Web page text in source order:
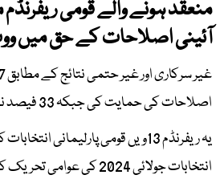
منعقد ہونے والے قومی
آئینی اصلاحات کے حق میں
اصلاحات کی حمایت کی جبکہ 33 فیصد نے مخالفت میں ووٹ ڈالا۔
یہ ریفرنڈم 13ویں قومی پارلیمانی
انتخابات جولائی 2024 کی